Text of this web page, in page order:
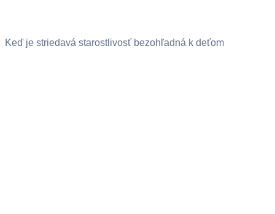
Keď je striedavá starostlivosť bezohľadná k deťom